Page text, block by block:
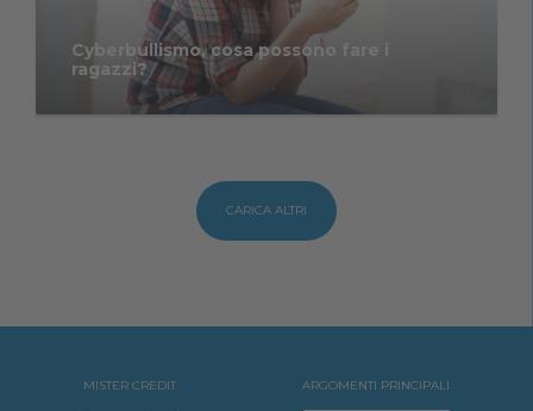
Cyberbullismo, cosa possono fare i
ragazzi?
CARICA ALTRI
MISTER CREDIT ARGOMENTI PRINCIPALI